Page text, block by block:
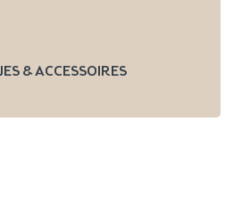
& ACCESSOIRES